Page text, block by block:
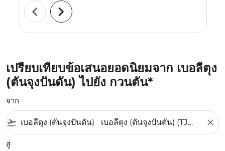
chevron_left chevron_right
เปรียบเทียบข้อเสนอยอดนิยมจาก เบอลีตุง
(ตันจุงปันดัน) ไปยัง กวนตัน*
จาก
flight_takeoff close
สู่